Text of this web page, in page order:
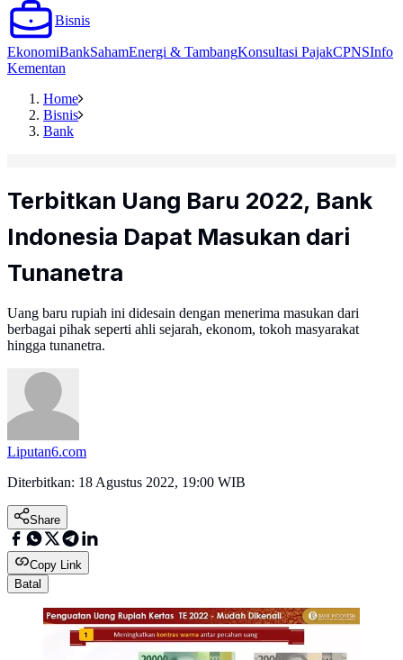
Bisnis
EkonomiBankSahamEnergi & TambangKonsultasi PajakCPNSInfo
Kementan
Home
Bisnis
Bank
Terbitkan Uang Baru 2022, Bank
Indonesia Dapat Masukan dari
Tunanetra
Uang baru rupiah ini didesain dengan menerima masukan dari
berbagai pihak seperti ahli sejarah, ekonom, tokoh masyarakat
hingga tunanetra.
Liputan6.com
Diterbitkan: 18 Agustus 2022, 19:00 WIB
Share
Copy Link
Batal